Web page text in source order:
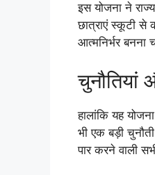
इस योजना ने
छात्राएं स्कूटी से
आत्मनिर्भर बनना
चुनौतियां
हालांकि यह
भी एक बड़ी
पार करने वाली